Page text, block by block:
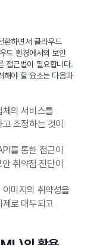
환하면서 클라우드
드 환경에서의 보안
접근법이 필요합니다.
해야 할 요소는 다음과
의 서비스를
조정하는 것이
를 통한 접근이
취약점 진단이
미지의 취약성을
로 대두되고